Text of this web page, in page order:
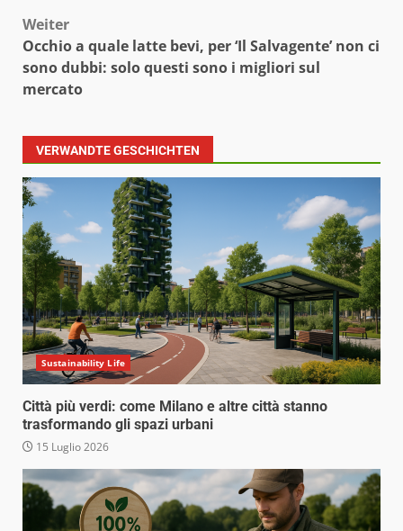
Weiter
Occhio a quale latte bevi, per ‘Il Salvagente’ non ci
sono dubbi: solo questi sono i migliori sul
mercato
VERWANDTE GESCHICHTEN
Sustainability Life
Città più verdi: come Milano e altre città stanno
trasformando gli spazi urbani
15 Luglio 2026